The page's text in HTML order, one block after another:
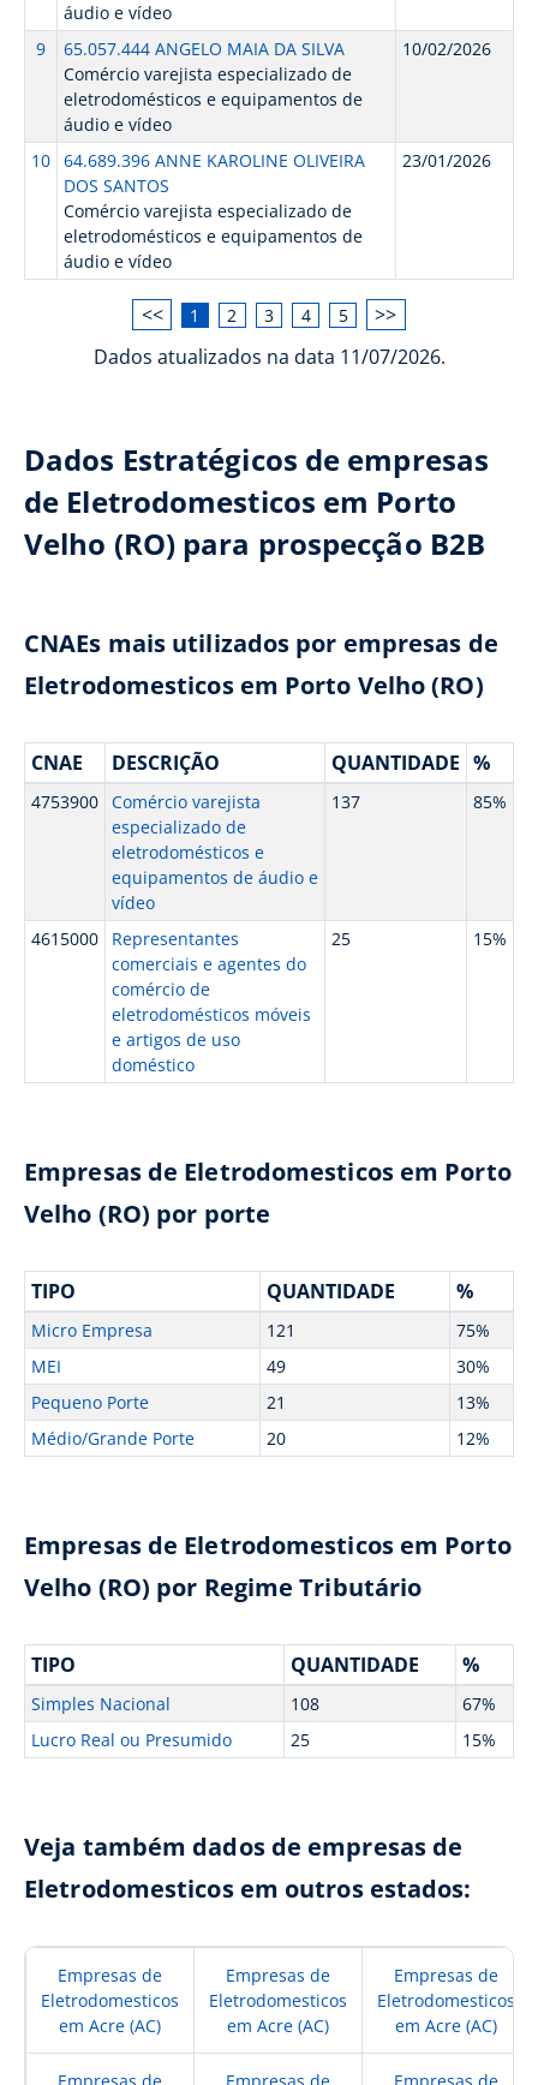
áudio e vídeo
9
65.057.444 ANGELO MAIA DA SILVA
Comércio varejista especializado de
eletrodomésticos e equipamentos de
áudio e vídeo
10/02/2026
10 64.689.396 ANNE KAROLINE OLIVEIRA
DOS SANTOS
Comércio varejista especializado de
eletrodomésticos e equipamentos de
áudio e vídeo
23/01/2026
<< 1 2 3 4 5
>>
Dados atualizados na data 11/07/2026.
Dados Estratégicos de empresas
de Eletrodomesticos em Porto
Velho (RO) para prospecção B2B
CNAEs mais utilizados por empresas de
Eletrodomesticos em Porto Velho (RO)
CNAE DESCRIÇÃO QUANTIDADE %
4753900 Comércio varejista
especializado de
eletrodomésticos e
equipamentos de áudio e
vídeo
137 85%
4615000
Representantes
comerciais e agentes do
comércio de
eletrodomésticos móveis
e artigos de uso
doméstico
25 15%
Empresas de Eletrodomesticos em Porto
Velho (RO) por porte
TIPO QUANTIDADE %
Micro Empresa 121
75%
MEI
49
30%
Pequeno Porte
21
13%
Médio/Grande Porte
20 12%
Empresas de Eletrodomesticos em Porto
Velho (RO) por Regime Tributário
TIPO QUANTIDADE %
Simples Nacional 108
67%
Lucro Real ou Presumido
25 15%
Veja também dados de empresas de
Eletrodomesticos em outros estados:
Empresas de
Eletrodomesticos
em Acre (AC)
Empresas de
Eletrodomesticos
em Acre (AC)
Empresas de
Eletrodomesticos
em Acre (AC)